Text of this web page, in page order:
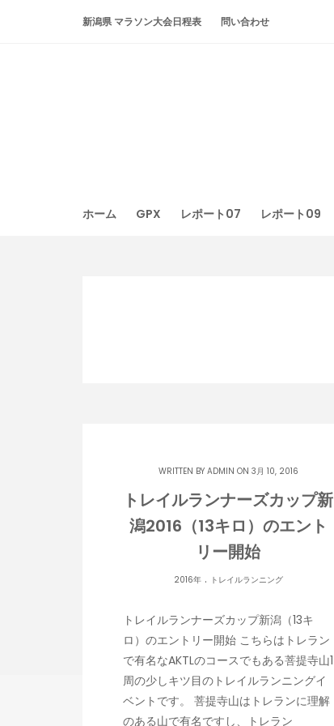
新潟県 マラソン大会日程表 問い合わせ
ホーム GPX レポート07 レポート09
WRITTEN BY ADMIN ON 3月 10, 2016
トレイルランナーズカップ新
潟2016（13キロ）のエント
リー開始
2016年. トレイルランニング
トレイルランナーズカップ新潟（13キ
ロ）のエントリー開始 こちらはトレラン
で有名なAKTLのコースでもある菩提寺山1
周の少しキツ目のトレイルランニングイ
ベントです。 菩提寺山はトレランに理解
のある山で有名ですし、トレラン